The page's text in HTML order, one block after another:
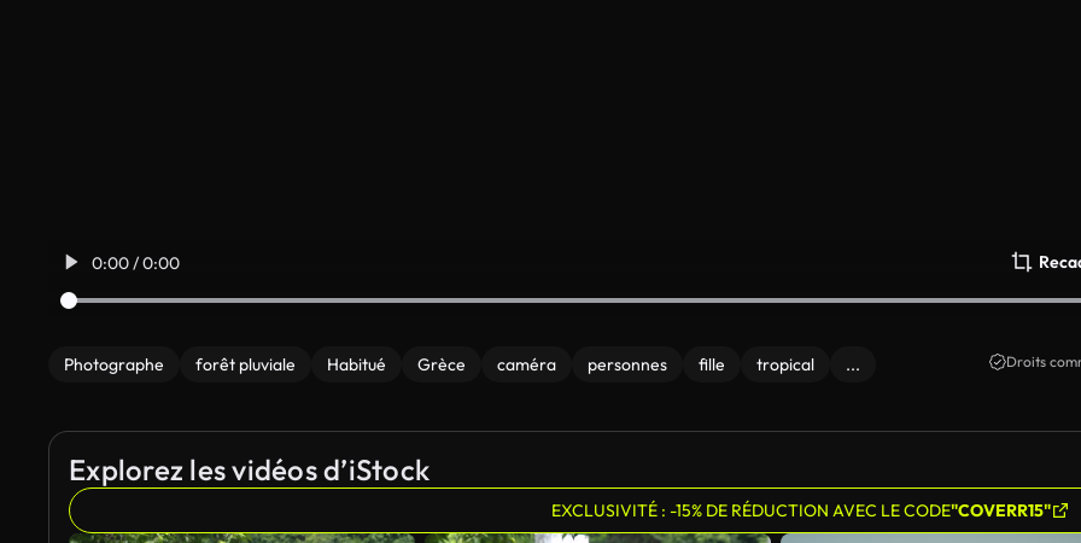
0:00 / 0:00
Photographe forêt pluviale Habitué Grèce caméra personnes fille tropical ... Droits
Explorez les vidéos d’iStock
EXCLUSIVITÉ : -15% DE RÉDUCTION AVEC LE CODE"COVERR15"